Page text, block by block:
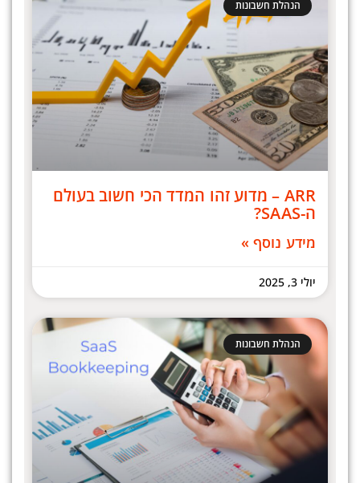
הנהלת חשבונות
ARR – מדוע זהו המדד הכי חשוב בעולם
ה-SAAS?
מידע נוסף »
יולי 3, 2025
הנהלת חשבונות